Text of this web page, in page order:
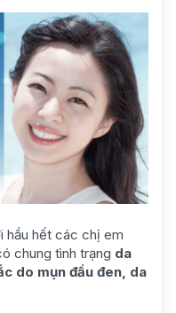
hầu hết các chị em
chung tình trạng da
do mụn đầu đen, da